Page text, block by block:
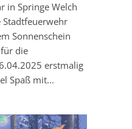
in Springe Welch
Sonnenschein
die
erstmalig
Spaß mit...